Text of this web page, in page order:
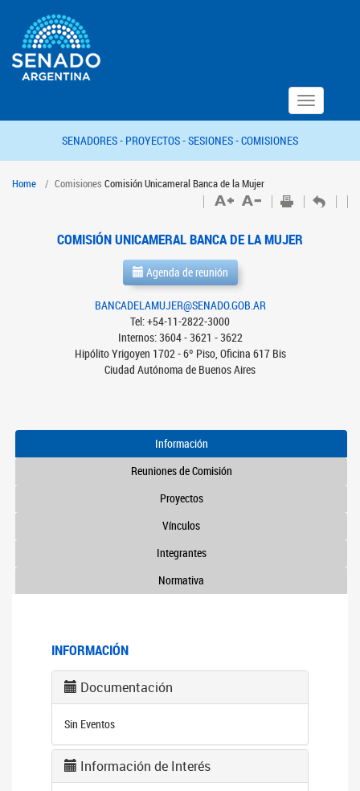
Toggle
navigation
SENADORES - PROYECTOS -SESIONES -COMISIONES
Home Comisiones Comisión Unicameral Banca de la Mujer
COMISIÓN UNICAMERAL BANCA DE LA MUJER
Agenda de reunión
BANCADELAMUJER@SENADO.GOB.AR
Tel: +54-11-2822-3000
Internos: 3604 - 3621 - 3622
Hipólito Yrigoyen 1702 - 6º Piso, Oficina 617 Bis
Ciudad Autónoma de Buenos Aires
Información
Reuniones de Comisión
Proyectos
Vínculos
Integrantes
Normativa
INFORMACIÓN
Documentación
Sin Eventos
Información de Interés